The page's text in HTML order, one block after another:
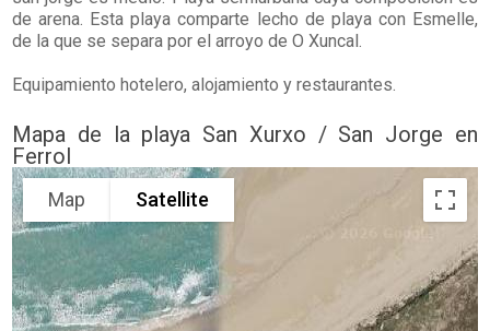
de arena. Esta playa comparte lecho de playa con Esmelle,
de la que se separa por el arroyo de O Xuncal.
Equipamiento hotelero, alojamiento y restaurantes.
Mapa de la playa San Xurxo / San Jorge en
Ferrol
Map Satellite